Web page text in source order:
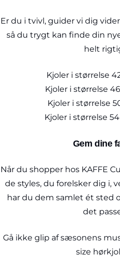
Er du i tvivl, guider vi dig
så du trygt kan finde din
helt
Kjoler i størrelse
Kjoler i størrelse
Kjoler i størrelse
Kjoler i størrelse
Gem dine
Når du shopper hos KAFFE
de styles, du forelsker dig i,
har du dem samlet ét sted
det
Gå ikke glip af sæsonens
size